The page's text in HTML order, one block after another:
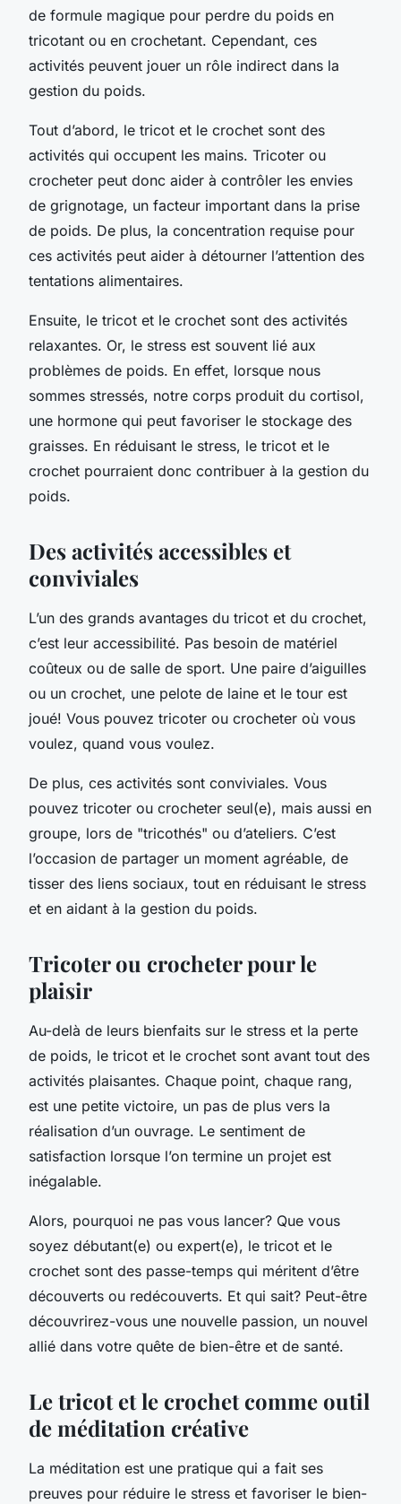
de formule magique pour perdre du poids en
tricotant ou en crochetant. Cependant, ces
activités peuvent jouer un rôle indirect dans la
gestion du poids.
Tout d’abord, le tricot et le crochet sont des
activités qui occupent les mains. Tricoter ou
crocheter peut donc aider à contrôler les envies
de grignotage, un facteur important dans la prise
de poids. De plus, la concentration requise pour
ces activités peut aider à détourner l’attention des
tentations alimentaires.
Ensuite, le tricot et le crochet sont des activités
relaxantes. Or, le stress est souvent lié aux
problèmes de poids. En effet, lorsque nous
sommes stressés, notre corps produit du cortisol,
une hormone qui peut favoriser le stockage des
graisses. En réduisant le stress, le tricot et le
crochet pourraient donc contribuer à la gestion du
poids.
Des activités accessibles et
conviviales
L’un des grands avantages du tricot et du crochet,
c’est leur accessibilité. Pas besoin de matériel
coûteux ou de salle de sport. Une paire d’aiguilles
ou un crochet, une pelote de laine et le tour est
joué! Vous pouvez tricoter ou crocheter où vous
voulez, quand vous voulez.
De plus, ces activités sont conviviales. Vous
pouvez tricoter ou crocheter seul(e), mais aussi en
groupe, lors de "tricothés" ou d’ateliers. C’est
l’occasion de partager un moment agréable, de
tisser des liens sociaux, tout en réduisant le stress
et en aidant à la gestion du poids.
Tricoter ou crocheter pour le
plaisir
Au-delà de leurs bienfaits sur le stress et la perte
de poids, le tricot et le crochet sont avant tout des
activités plaisantes. Chaque point, chaque rang,
est une petite victoire, un pas de plus vers la
réalisation d’un ouvrage. Le sentiment de
satisfaction lorsque l’on termine un projet est
inégalable.
Alors, pourquoi ne pas vous lancer? Que vous
soyez débutant(e) ou expert(e), le tricot et le
crochet sont des passe-temps qui méritent d’être
découverts ou redécouverts. Et qui sait? Peut-être
découvrirez-vous une nouvelle passion, un nouvel
allié dans votre quête de bien-être et de santé.
Le tricot et le crochet comme outil
de méditation créative
La méditation est une pratique qui a fait ses
preuves pour réduire le stress et favoriser le bien-